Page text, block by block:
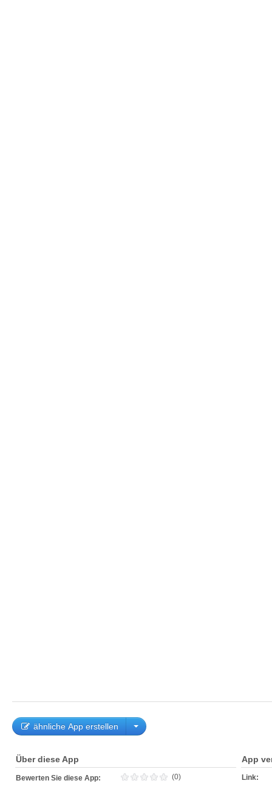
ähnliche App erstellen
Über diese App
Bewerten Sie diese App: (0)
App
Link: